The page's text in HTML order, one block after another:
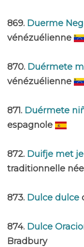
869. Duerme
vénézuélienne
870. Duérmete
vénézuélienne
871. Duérmete
espagnole
872. Duifje met
traditionnelle
873. Dulce dulce
874. Dulce
Bradbury